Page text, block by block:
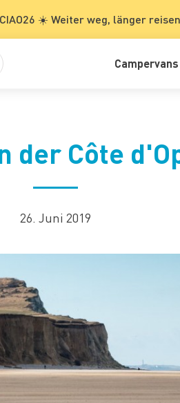
☀️ Weiter weg, länger
Campervans
der Côte
26. Juni 2019